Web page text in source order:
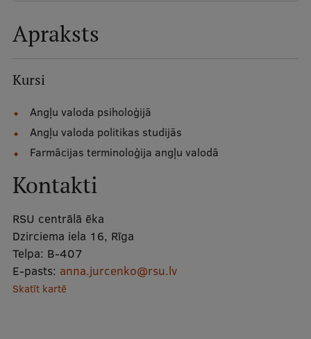
Maģistra studiju programmas
Rezidentūra
Uzņemšana
Praktiska informācija
Par RSU
Studentu dzīve
Studiju norises vietas
Apraksts
Kursi
Angļu valoda psiholoģijā
Angļu valoda politikas studijās
Farmācijas terminoloģija angļu valodā
Kontakti
RSU centrālā ēka
Dzirciema iela 16, Rīga
Telpa: B-407
E-pasts: anna.jurcenko@rsu.lv
Skatīt kartē